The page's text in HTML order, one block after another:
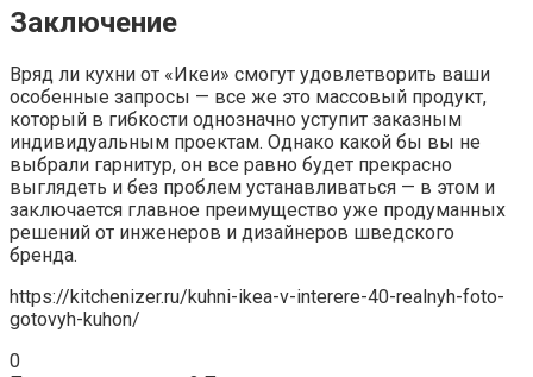
Заключение
Вряд ли кухни от «Икеи» смогут удовлетворить ваши
особенные запросы — все же это массовый продукт,
который в гибкости однозначно уступит заказным
индивидуальным проектам. Однако какой бы вы не
выбрали гарнитур, он все равно будет прекрасно
выглядеть и без проблем устанавливаться — в этом и
заключается главное преимущество уже продуманных
решений от инженеров и дизайнеров шведского
бренда.
https://kitchenizer.ru/kuhni-ikea-v-interere-40-realnyh-foto-
gotovyh-kuhon/
0